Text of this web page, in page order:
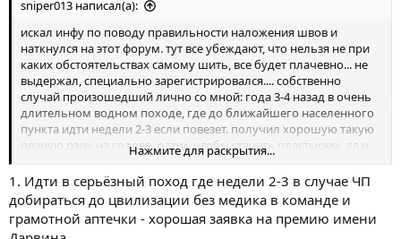
sniper013 написал(а):
искал инфу по поводу правильности наложения швов и
наткнулся на этот форум. тут все убеждают, что нельзя не при
каких обстоятельствах самому шить, все будет плачевно... не
выдержал, специально зарегистрировался.... собственно
случай произошедший лично со мной: года 3-4 назад в очень
длительном водном походе, где до ближайшего населенного
пункта идти недели 2-3 если повезет. получил хорошую такую
рваную рану на голове. о том, чтобы стянуть пластырем, да и
вообще хоть как то стянуть даже речи быть не могло. решили,
что нужно шить. слава Богу с нами был человек, который
когда-то
проходил какие-токурсы и в теории знал как это
делать, но крови боялся ужасно...( Из всех препаратов был
только спирт, цыганская игла, и шелковый шарфик (нууу какие
Нажмите для раскрытия...
1. Идти в серьёзный поход где недели 2-3 в случае ЧП
добираться до цвилизации без медика в команде и
грамотной аптечки - хорошая заявка на премию имени